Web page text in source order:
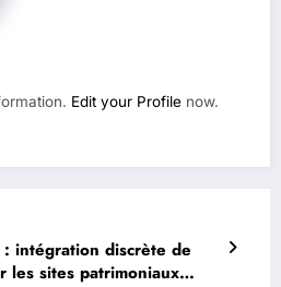
Edit your Profile now.
: intégration discrète de
les sites patrimoniaux